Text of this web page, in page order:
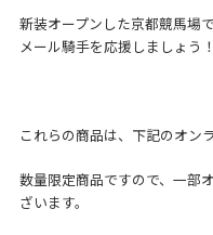
新装オープンした京都競馬場
メール騎手を応援しましょう！
これらの商品は、下記のオン
数量限定商品ですので、一部
ざいます。